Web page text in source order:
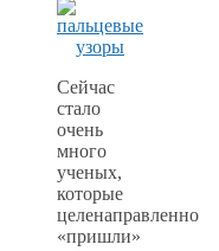
Сейчас
стало
очень
много
ученых,
которые
целенаправленно
«пришли»